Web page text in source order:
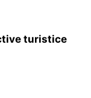
turistice